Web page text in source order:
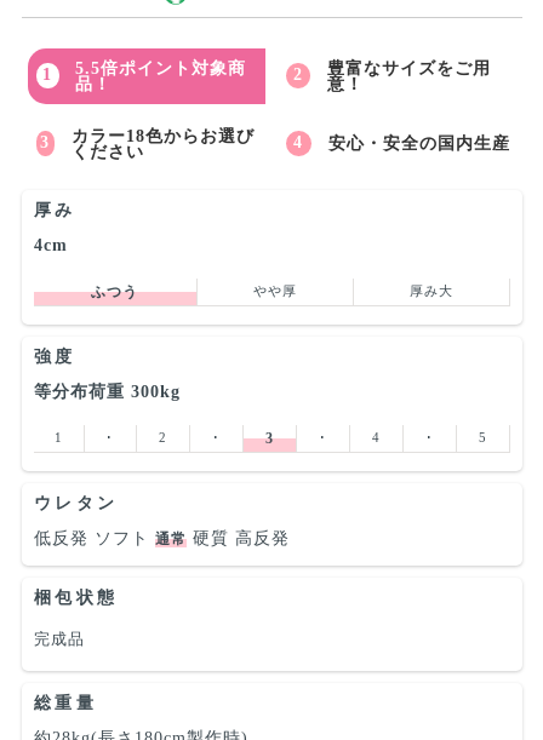
5.5倍ポイント対象商
品！
豊富なサイズをご用
意！
カラー18色からお選び
ください
安心・安全の国内生産
厚み
4cm
ふつう やや厚 厚み大
強度
等分布荷重 300kg
1 ･ 2 ･ 3 ･ 4 ･ 5
ウレタン
低反発 ソフト 通常 硬質 高反発
梱包状態
完成品
総重量